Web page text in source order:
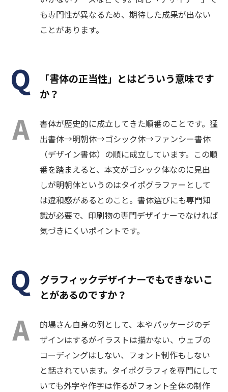
も専門性が異なるため、期待した成果が出ない
ことがあります。
「書体の正当性」とはどういう意味です
か？
書体が歴史的に成立してきた順番のことです。猛
出書体→明朝体→ゴシック体→ファンシー書体
（デザイン書体）の順に成立しています。この順
番を踏まえると、本文がゴシック体なのに見出
しが明朝体というのはタイポグラファーとして
は違和感があるとのこと。書体選びにも専門知
識が必要で、印刷物の専門デザイナーでなければ
気づきにくいポイントです。
グラフィックデザイナーでもできないこ
とがあるのですか？
的場さん自身の例として、本やパッケージのデ
ザインはするがイラストは描かない、ウェブの
コーディングはしない、フォント制作もしない
と話されています。タイポグラフィを専門にして
いても外字や作字は作るがフォント全体の制作